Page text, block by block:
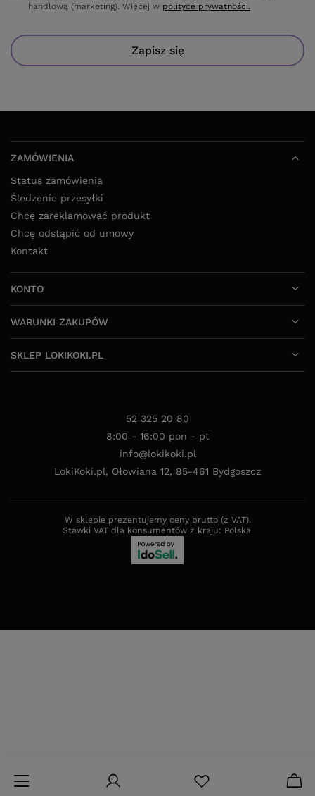
handlową (marketing). Więcej w polityce prywatności.
Zapisz się
ZAMÓWIENIA
Status zamówienia
Śledzenie przesyłki
Chcę zareklamować produkt
Chcę odstąpić od umowy
Kontakt
KONTO
WARUNKI ZAKUPÓW
SKLEP LOKIKOKI.PL
52 325 20 80
8:00 - 16:00 pon - pt
info@lokikoki.pl
LokiKoki.pl, Ołowiana 12, 85-461 Bydgoszcz
W sklepie prezentujemy ceny brutto (z VAT).
Stawki VAT dla konsumentów z kraju: Polska.